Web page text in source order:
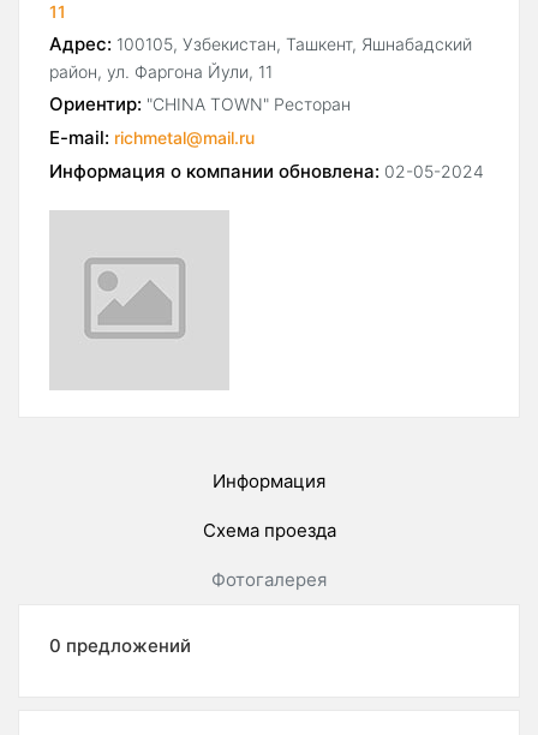
11
Адрес: 100105, Узбекистан, Ташкент, Яшнабадский
район, ул. Фаргона Йули, 11
Ориентир: "CHINA TOWN" Ресторан
E-mail: richmetal@mail.ru
Информация о компании обновлена: 02-05-2024
Информация
Схема проезда
Фотогалерея
0 предложений